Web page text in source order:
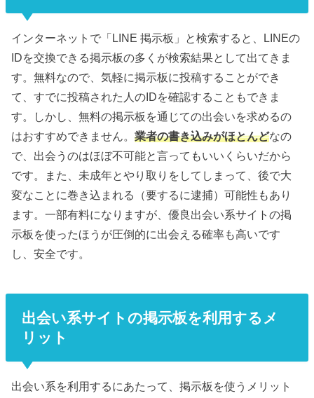
インターネットで「LINE 掲示板」と検索すると、LINEの
IDを交換できる掲示板の多くが検索結果として出てきま
す。無料なので、気軽に掲示板に投稿することができ
て、すでに投稿された人のIDを確認することもできま
す。しかし、無料の掲示板を通じての出会いを求めるの
はおすすめできません。業者の書き込みがほとんどなの
で、出会うのはほぼ不可能と言ってもいいくらいだから
です。また、未成年とやり取りをしてしまって、後で大
変なことに巻き込まれる（要するに逮捕）可能性もあり
ます。一部有料になりますが、優良出会い系サイトの掲
示板を使ったほうが圧倒的に出会える確率も高いです
し、安全です。
出会い系サイトの掲示板を利用するメ
リット
出会い系を利用するにあたって、掲示板を使うメリット